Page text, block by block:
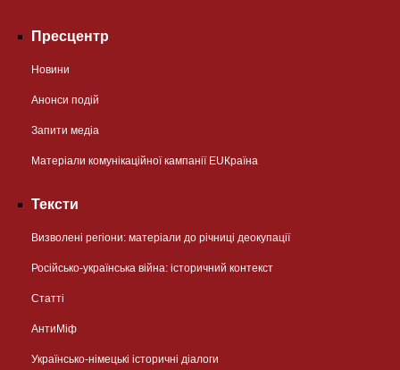
Пресцентр
Новини
Анонси подій
Запити медіа
Матеріали комунікаційної кампанії EUКраїна
Тексти
Визволені регіони: матеріали до річниці деокупації
Російсько-українська війна: історичний контекст
Статті
АнтиМіф
Українсько-німецькі історичні діалоги